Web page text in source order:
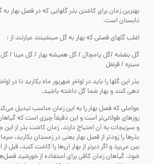
بهترین زمان برای کاشتن بذر گلهایی که در فصل بهار به
تابسنان است.
اغلب گلهای فصلی که بهار به گل مینشینند عبارتند از :
گل بنفشه /گل پامچال / گل همیشه بهار / گل مینا /
سینره / قرنفل
بذر این گلها را باید در اواخر شهریور ماه بکارید تا در
دهی کنند و بهار شما گل داشته باشید.
عواملی که فصل بهار را به این زمان مناسب تبدیل
روزهای طولانی‌تر است و این دقیقاً چیزی است که
و سبزیجات به آن احتیاج دارند. زمان کاشت بذر از
بذرها را زودتر از فصل بهار یعنی در زمستان بکارید،
بین می‌برد و اگر دیرتر از بهار آن‌ها را کاشت کنید، قبل
شود، گیاهان زمان کافی برای استفاده از خورشید